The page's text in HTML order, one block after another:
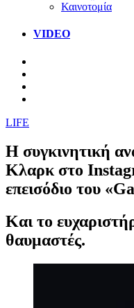
Καινοτομία
VIDEO
LIFE
Η συγκινητική
Κλαρκ στο
επεισόδιο του
Και το
θαυμαστές.